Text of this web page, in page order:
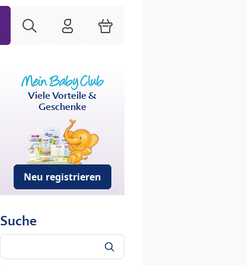
HiPP Mein Babyclub
Warenkorb
Viele Vorteile &
Geschenke
Neu registrieren
Suche